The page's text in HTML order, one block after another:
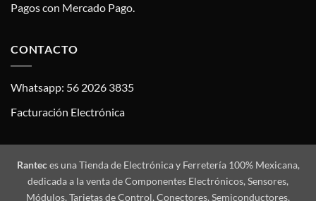
Pagos con Mercado Pago.
CONTACTO
Whatsapp: 56 2026 3835
Facturación Electrónica
Ranteces una Tienda de Electrónica y Ferretería 100% Mexicana,
dedicada a la venta de Componentes Electrónicos, Sensores,
Módulos, Tarjetas de Control, Conectores, Semiconductores,